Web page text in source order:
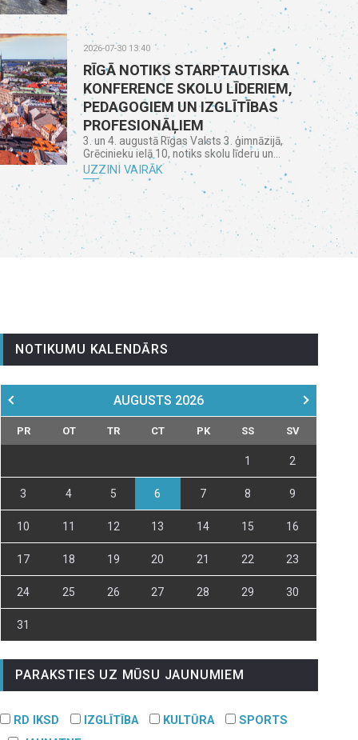
2026-07-30 13:40
RĪGĀ NOTIKS STARPTAUTISKA
KONFERENCE SKOLU LĪDERIEM,
PEDAGOGIEM UN IZGLĪTĪBAS
PROFESIONĀĻIEM
3. un 4. augustā Rīgas Valsts 3. ģimnāzijā,
Grēcinieku ielā 10, notiks skolu līderu un...
UZZINI VAIRĀK
NOTIKUMU KALENDĀRS
AUGUSTS 2026
PR OT TR CT PK SS SV
1 2
3 4 5 6 7 8 9
10 11 12 13 14 15 16
17 18 19 20 21 22 23
24 25 26 27 28 29 30
31
PARAKSTIES UZ MŪSU JAUNUMIEM
RD IKSD IZGLĪTĪBA KULTŪRA
SPORTS